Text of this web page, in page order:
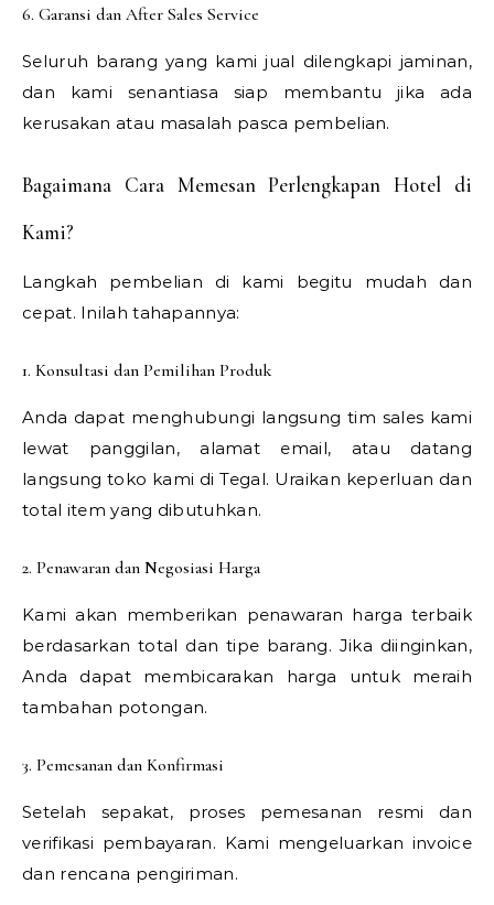
6. Garansi dan After Sales Service
Seluruh barang yang kami jual dilengkapi jaminan,
dan kami senantiasa siap membantu jika ada
kerusakan atau masalah pasca pembelian.
Bagaimana Cara Memesan Perlengkapan Hotel di
Kami?
Langkah pembelian di kami begitu mudah dan
cepat. Inilah tahapannya:
1. Konsultasi dan Pemilihan Produk
Anda dapat menghubungi langsung tim sales kami
lewat panggilan, alamat email, atau datang
langsung toko kami di Tegal. Uraikan keperluan dan
total item yang dibutuhkan.
2. Penawaran dan Negosiasi Harga
Kami akan memberikan penawaran harga terbaik
berdasarkan total dan tipe barang. Jika diinginkan,
Anda dapat membicarakan harga untuk meraih
tambahan potongan.
3. Pemesanan dan Konfirmasi
Setelah sepakat, proses pemesanan resmi dan
verifikasi pembayaran. Kami mengeluarkan invoice
dan rencana pengiriman.